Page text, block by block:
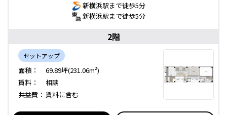
新横浜駅まで徒歩5分
新横浜駅まで徒歩5分
2階
セットアップ
面積：
69.89坪(231.06m²)
賃料：
相談
共益費： 賃料に含む